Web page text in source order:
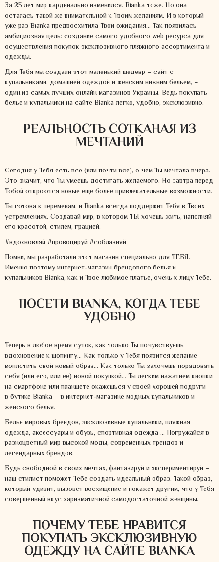
За 25 лет мир кардинально изменился. Bianka тоже. Но она
осталась такой же внимательной к Твоим желаниям. И в который
уже раз Bianka предвосхитила Твои ожидания… Так появилась
амбициозная цель: создание самого удобного web ресурса для
осуществления покупок эксклюзивного пляжного ассортимента и
одежды.
Для Тебя мы создали этот маленький шедевр – сайт с
купальниками, домашней одеждой и женским нижним бельем, –
один из самых лучших онлайн магазинов Украины. Ведь покупать
белье и купальники на сайте Bianka легко, удобно, эксклюзивно.
РЕАЛЬНОСТЬ СОТКАНАЯ ИЗ
МЕЧТАНИЙ
Сегодня у Тебя есть все (или почти все), о чем Ты мечтала вчера.
Это значит, что Ты умеешь достигать желаемого. Но завтра перед
Тобой откроются новые еще более привлекательные возможности.
Ты готова к переменам, и Bianka всегда поддержит Тебя в Твоих
устремлениях. Создавай мир, в котором ТЫ хочешь жить, наполняй
его красотой, стилем, грацией.
#вдохновляй #провоцируй #соблазняй
Помни, мы разработали этот магазин специально для ТЕБЯ.
Именно поэтому интернет-магазин брендового белья и
купальников Bianka, как и Твое любимое платье, очень к лицу Тебе.
ПОСЕТИ BIANKA, КОГДА ТЕБЕ
УДОБНО
Теперь в любое время суток, как только Ты почувствуешь
вдохновение к шопингу… Как только у Тебя появится желание
воплотить свой новый образ… Как только Ты захочешь порадовать
себя (или его, или ее) новой покупкой… Ты легким нажатием кнопки
на смартфоне или планшете окажешься у своей хорошей подруги –
в бутике Bianka – в интернет-магазине модных купальников и
женского белья.
Белье мировых брендов, эксклюзивные купальники, пляжная
одежда, аксессуары и обувь, спортивная одежда … Погружайся в
разноцветный мир высокой моды, современных трендов и
легендарных брендов.
Будь свободной в своих мечтах, фантазируй и экспериментируй –
наш стилист поможет Тебе создать идеальный образ. Такой образ,
который удивит, вызовет восхищение и покажет другим, что у Тебя
совершенный вкус харизматичной самодостаточной женщины.
ПОЧЕМУ ТЕБЕ НРАВИТСЯ
ПОКУПАТЬ ЭКСКЛЮЗИВНУЮ
ОДЕЖДУ НА САЙТЕ BIANKA